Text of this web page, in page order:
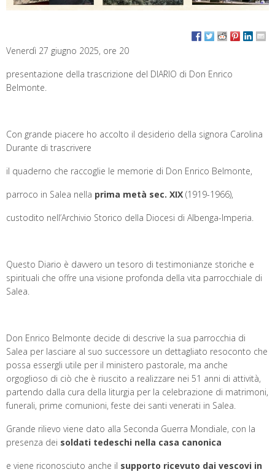
Venerdì 27 giugno 2025, ore 20
presentazione della trascrizione del DIARIO di Don Enrico
Belmonte.
Con grande piacere ho accolto il desiderio della signora Carolina
Durante di trascrivere
il quaderno che raccoglie le memorie di Don Enrico Belmonte,
parroco in Salea nella prima metà sec. XIX (1919-1966),
custodito nell’Archivio Storico della Diocesi di Albenga-Imperia.
Questo Diario è davvero un tesoro di testimonianze storiche e
spirituali che offre una visione profonda della vita parrocchiale di
Salea.
Don Enrico Belmonte decide di descrive la sua parrocchia di
Salea per lasciare al suo successore un dettagliato resoconto che
possa essergli utile per il ministero pastorale, ma anche
orgoglioso di ciò che è riuscito a realizzare nei 51 anni di attività,
partendo dalla cura della liturgia per la celebrazione di matrimoni,
funerali, prime comunioni, feste dei santi venerati in Salea.
Grande rilievo viene dato alla Seconda Guerra Mondiale, con la
presenza dei soldati tedeschi nella casa canonica
e viene riconosciuto anche il supporto ricevuto dai vescovi in